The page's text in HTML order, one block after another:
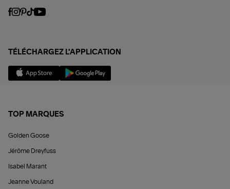
TÉLÉCHARGEZ L'APPLICATION
TOP MARQUES
Golden Goose
Jérôme Dreyfuss
Isabel Marant
Jeanne Vouland